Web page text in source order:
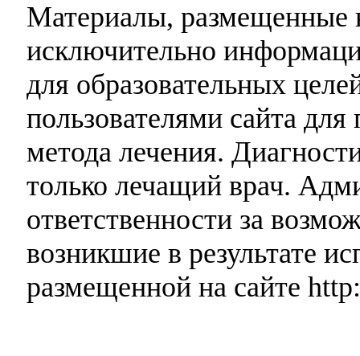
Материалы, размещенные
исключительно
для образовательных
пользователями сайта
метода лечения.
только лечащий врач.
ответственности за
возникшие в результате
размещенной на сайте